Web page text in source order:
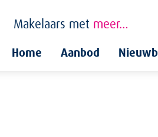
Makelaars met meer…
Home Aanbod